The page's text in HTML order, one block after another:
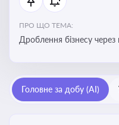
ПРО ЩО ТЕМА:
Дроблення бізнесу
Головне за добу (AI)